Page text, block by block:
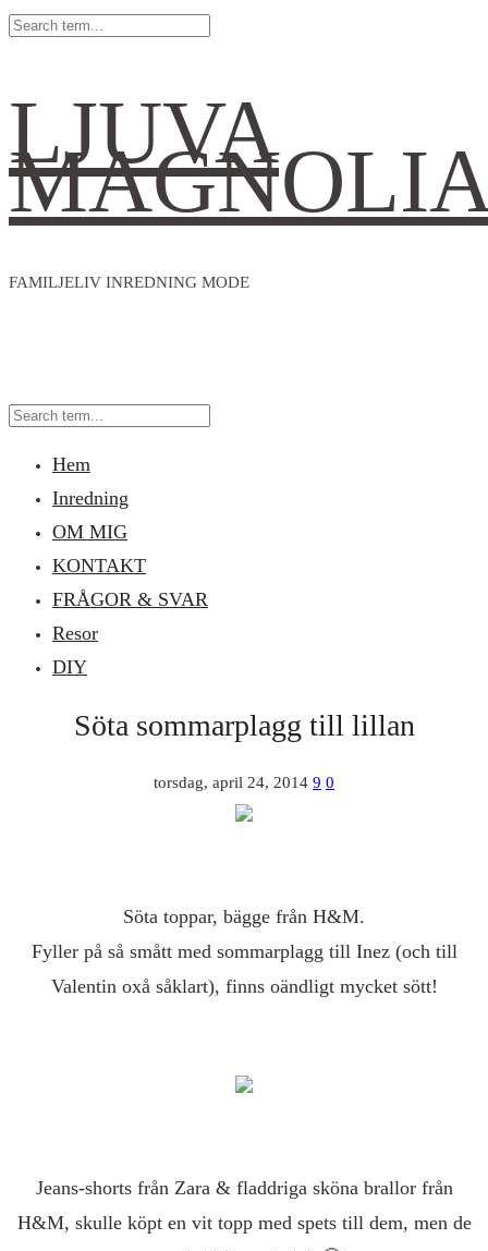
LJUVA
FAMILJELIV INREDNING MODE
Hem
Inredning
OM MIG
KONTAKT
FRÅGOR & SVAR
Resor
DIY
Söta sommarplagg till lillan
torsdag, april 24, 2014 9 0
Söta toppar, bägge från H&M.
Fyller på så smått med sommarplagg till Inez (och till
Valentin oxå såklart), finns oändligt mycket sött!
Jeans-shorts från Zara & fladdriga sköna brallor från
H&M, skulle köpt en vit topp med spets till dem, men de